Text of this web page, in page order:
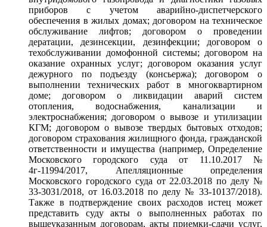
приборов с учетом аварийно-диспетчерского
обеспечения в жилых домах; договором на техническое
обслуживание лифтов; договором о проведении
дератации, дезинсекции, дезинфекции; договором о
техобслуживании домофонной системы; договором на
оказание охранных услуг; договором оказания услуг
дежурного по подъезду (консьержа); договором о
выполнении технических работ в многоквартирном
доме; договором о ликвидации аварий систем
отопления, водоснабжения, канализации и
электроснабжения; договором о вывозе и утилизации
КГМ; договором о вывозе твердых бытовых отходов;
договором страхования жилищного фонда, гражданской
ответственности и имущества (например, Определение
Московского городского суда от 11.10.2017 №
4г-11994/2017, Апелляционные определения
Московского городского суда от 22.03.2018 по делу №
33-3031/2018, от 16.03.2018 по делу № 33-10137/2018).
Также в подтверждение своих расходов истец может
представить суду акты о выполненных работах по
вышеуказанным договорам, акты приемки-сдачи услуг,